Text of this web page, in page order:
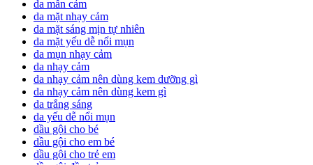
da mẫn cảm
da mặt nhạy cảm
da mặt sáng mịn tự nhiên
da mặt yếu dễ nổi mụn
da mụn nhạy cảm
da nhạy cảm
da nhạy cảm nên dùng kem dưỡng gì
da nhạy cảm nên dùng kem gì
da trắng sáng
da yếu dễ nổi mụn
dầu gội cho bé
dầu gội cho em bé
dầu gội cho trẻ em